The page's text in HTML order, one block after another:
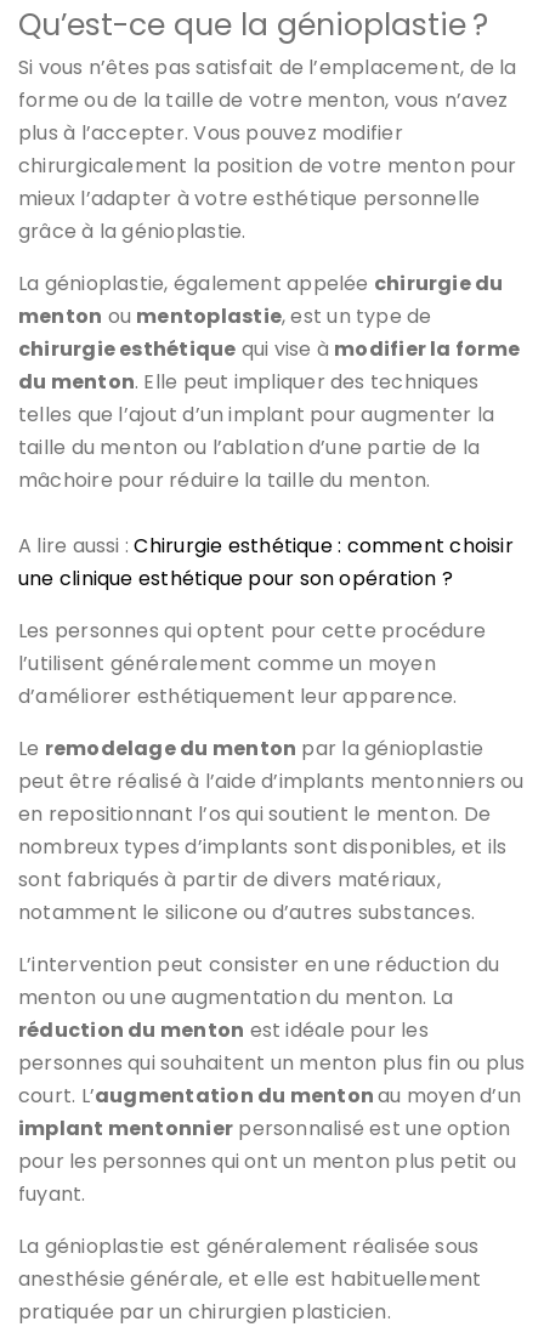
Qu’est-ce que la génioplastie ?
Si vous n’êtes pas satisfait de l’emplacement, de la
forme ou de la taille de votre menton, vous n’avez
plus à l’accepter. Vous pouvez modifier
chirurgicalement la position de votre menton pour
mieux l’adapter à votre esthétique personnelle
grâce à la génioplastie.
La génioplastie, également appelée chirurgie du
menton ou mentoplastie, est un type de
chirurgie esthétique qui vise à modifier la forme
du menton. Elle peut impliquer des techniques
telles que l’ajout d’un implant pour augmenter la
taille du menton ou l’ablation d’une partie de la
mâchoire pour réduire la taille du menton.
A lire aussi :Chirurgie esthétique : comment choisir
une clinique esthétique pour son opération ?
Les personnes qui optent pour cette procédure
l’utilisent généralement comme un moyen
d’améliorer esthétiquement leur apparence.
Le remodelage du menton par la génioplastie
peut être réalisé à l’aide d’implants mentonniers ou
en repositionnant l’os qui soutient le menton. De
nombreux types d’implants sont disponibles, et ils
sont fabriqués à partir de divers matériaux,
notamment le silicone ou d’autres substances.
L’intervention peut consister en une réduction du
menton ou une augmentation du menton. La
réduction du menton est idéale pour les
personnes qui souhaitent un menton plus fin ou plus
court. L’augmentation du mentonau moyen d’un
implant mentonnier personnalisé est une option
pour les personnes qui ont un menton plus petit ou
fuyant.
La génioplastie est généralement réalisée sous
anesthésie générale, et elle est habituellement
pratiquée par un chirurgien plasticien.